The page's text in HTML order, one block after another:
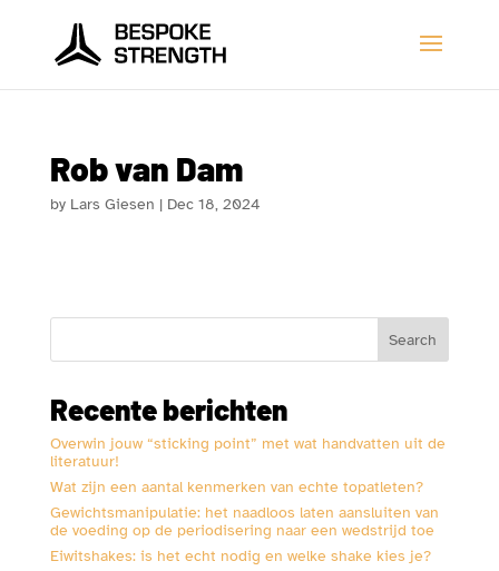
Rob van Dam
by Lars Giesen | Dec 18, 2024
Search
Recente berichten
Overwin jouw “sticking point” met wat handvatten uit de
literatuur!
Wat zijn een aantal kenmerken van echte topatleten?
Gewichtsmanipulatie: het naadloos laten aansluiten van
de voeding op de periodisering naar een wedstrijd toe
Eiwitshakes: is het echt nodig en welke shake kies je?